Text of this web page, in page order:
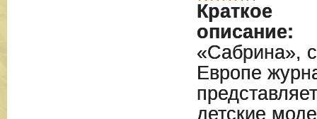
Краткое
описание:
«Сабрина»,
Европе
детские